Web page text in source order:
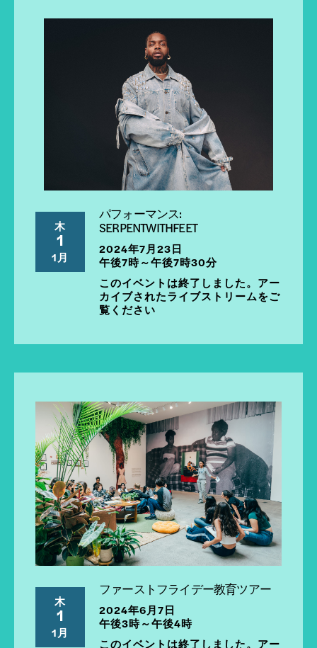
木
1
1月
パフォーマンス:
SERPENTWITHFEET
2024年7月23日
午後7時～午後7時30分
このイベントは終了しました。アー
カイブされたライブストリームをご
覧ください
木
1
1月
ファーストフライデー教育ツアー
2024年6月7日
午後3時～午後4時
このイベントは終了しました。アー